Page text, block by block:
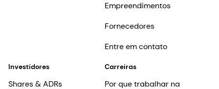
Empreendimentos
Fornecedores
Entre em contato
Investidores
Shares & ADRs
Carreiras
Por que trabalhar na